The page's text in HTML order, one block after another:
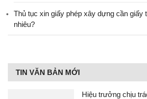
Thủ tục xin giấy phép xây dựng cần giấy
nhiêu?
TIN VĂN BẢN MỚI
Hiệu trưởng chịu